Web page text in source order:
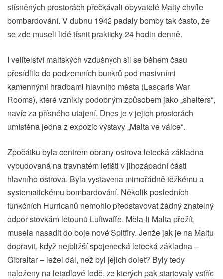
stísněných prostorách přečkávali obyvatelé Malty chvíle
bombardování. V dubnu 1942 padaly bomby tak často, že
se zde museli lidé tísnit prakticky 24 hodin denně.
I velitelství maltských vzdušných sil se během času
přesídlilo do podzemních bunkrů pod masivními
kamennými hradbami hlavního města (Lascaris War
Rooms), které vznikly podobným způsobem jako „shelters“,
navíc za přísného utajení. Dnes je v jejich prostorách
umístěna jedna z expozic výstavy „Malta ve válce“.
Zpočátku byla centrem obrany ostrova letecká základna
vybudovaná na travnatém letišti v jihozápadní části
hlavního ostrova. Byla vystavena mimořádně těžkému a
systematickému bombardování. Několik posledních
funkčních Hurricanů nemohlo představovat žádný znatelný
odpor stovkám letounů Luftwaffe. Měla-li Malta přežít,
musela nasadit do boje nové Spitfiry. Jenže jak je na Maltu
dopravit, když nejbližší spojenecká letecká základna –
Gibraltar – ležel dál, než byl jejich dolet? Byly tedy
naloženy na letadlové lodě, ze kterých pak startovaly vstříc